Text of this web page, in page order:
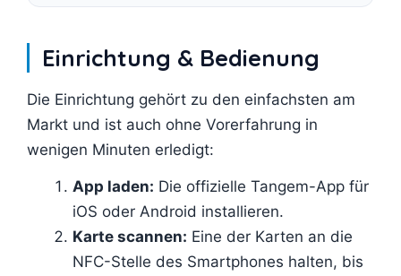
Einrichtung & Bedienung
Die Einrichtung gehört zu den einfachsten am
Markt und ist auch ohne Vorerfahrung in
wenigen Minuten erledigt:
App laden: Die offizielle Tangem-App für
iOS oder Android installieren.
Karte scannen: Eine der Karten an die
NFC-Stelle des Smartphones halten, bis